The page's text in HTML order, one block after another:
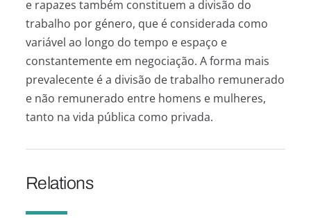
e rapazes também constituem a divisão do
trabalho por género, que é considerada como
variável ao longo do tempo e espaço e
constantemente em negociação. A forma mais
prevalecente é a divisão de trabalho remunerado
e não remunerado entre homens e mulheres,
tanto na vida pública como privada.
Relations